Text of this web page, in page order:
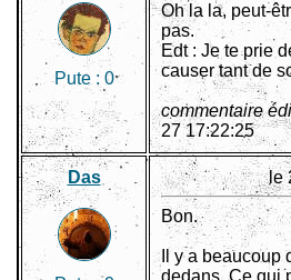
Pute : 0
Oh la la, peut-
pas.
Edt : Je te prie
causer tant de
commentaire
27 17:22:25
Das le
Bon.
Il y a beaucoup